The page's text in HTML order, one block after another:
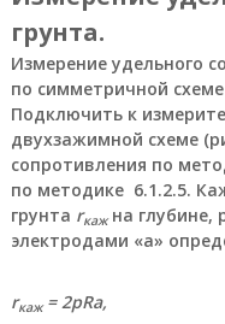
ы
т
а
н
г
е
н
ц
и
а
грунта.
Измерение удельного
по симметричной
Подключить к
двухзажимной схеме
сопротивления по
по методике 6.1.2.5.
грунта rкажна глубине,
электродами «а»
rкаж= 2pRa,